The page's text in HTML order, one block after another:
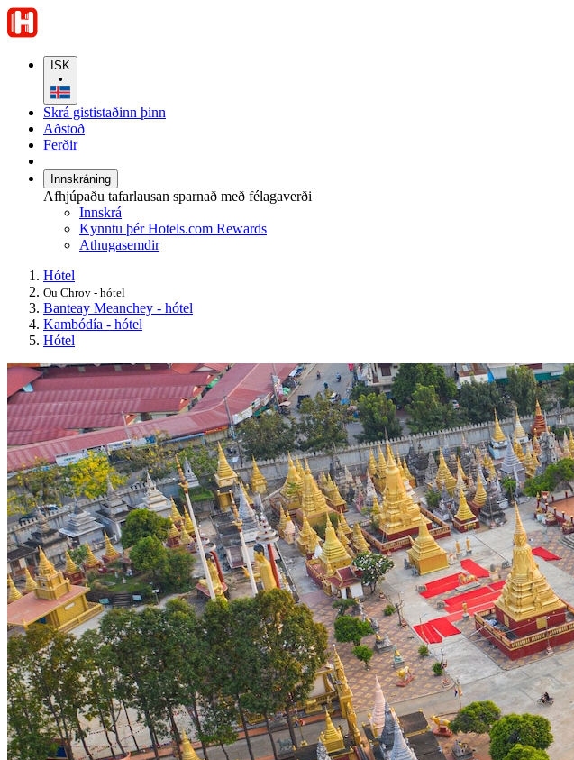
ISK
•
Skrá gististaðinn þinn
Aðstoð
Ferðir
Innskráning
Afhjúpaðu tafarlausan sparnað með félagaverði
Innskrá
Kynntu þér Hotels.com Rewards
Athugasemdir
Hótel
Ou Chrov - hótel
Banteay Meanchey - hótel
Kambódía - hótel
Hótel